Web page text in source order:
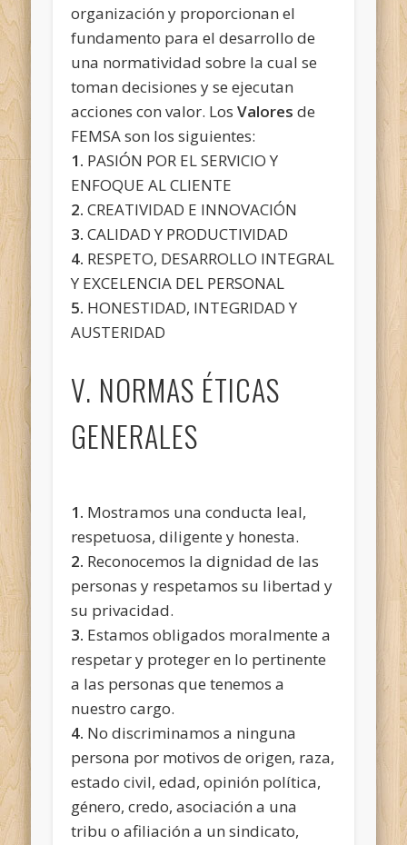
organización y proporcionan el
fundamento para el desarrollo de
una normatividad sobre la cual se
toman decisiones y se ejecutan
acciones con valor. LosValores de
FEMSA son los siguientes:
1. PASIÓN POR EL SERVICIO Y
ENFOQUE AL CLIENTE
2. CREATIVIDAD E INNOVACIÓN
3. CALIDAD Y PRODUCTIVIDAD
4. RESPETO, DESARROLLO INTEGRAL
Y EXCELENCIA DEL PERSONAL
5. HONESTIDAD, INTEGRIDAD Y
AUSTERIDAD
V. NORMAS ÉTICAS
GENERALES
1. Mostramos una conducta leal,
respetuosa, diligente y honesta.
2. Reconocemos la dignidad de las
personas y respetamos su libertad y
su privacidad.
3. Estamos obligados moralmente a
respetar y proteger en lo pertinente
a las personas que tenemos a
nuestro cargo.
4. No discriminamos a ninguna
persona por motivos de origen, raza,
estado civil, edad, opinión política,
género, credo, asociación a una
tribu o afiliación a un sindicato,